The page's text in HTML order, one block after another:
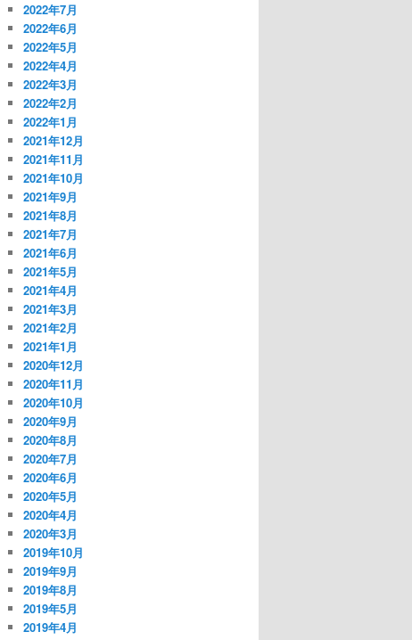
2022年7月
2022年6月
2022年5月
2022年4月
2022年3月
2022年2月
2022年1月
2021年12月
2021年11月
2021年10月
2021年9月
2021年8月
2021年7月
2021年6月
2021年5月
2021年4月
2021年3月
2021年2月
2021年1月
2020年12月
2020年11月
2020年10月
2020年9月
2020年8月
2020年7月
2020年6月
2020年5月
2020年4月
2020年3月
2019年10月
2019年9月
2019年8月
2019年5月
2019年4月